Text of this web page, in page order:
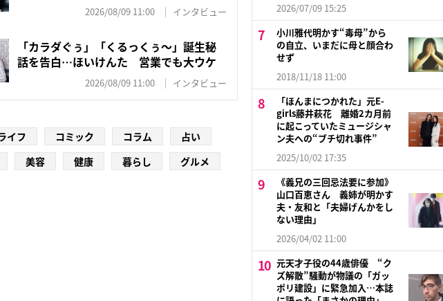
2026/08/09 11:00 インタビュー
「カラダぐぅ」「くるっくぅ〜」誕生秘
話を告白…ほいけんた 営業でも大ウケ
2026/08/09 11:00 インタビュー
イフ コミック コラム
占い
美容 健康 暮らし グルメ
2026/07/09 15:25
小川雅代明かす“毒母”から
の自立、いまだに母と顔合わ
せず
2018/11/18 11:00
「ほんまにつかれた」元E-
girls藤井萩花 離婚2カ月前
に起こっていたミュージシャ
ン夫への“ブチ切れ事件”
2025/10/02 17:35
《義兄の三回忌法要に参加》
山口百恵さん 義姉が明かす
夫・友和と「夫婦げんかをし
ない理由」
2026/04/02 11:00
元天才子役の44歳俳優 “ク
ズ解散”騒動が物議の「ガッ
ポリ建設」に緊急加入…本誌